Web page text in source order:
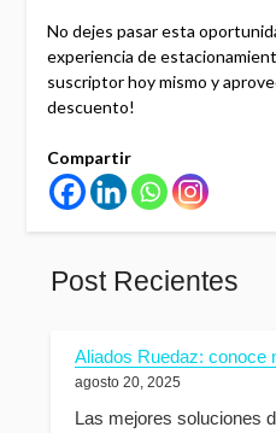
No dejes pasar esta
experiencia de
suscriptor hoy mismo y
descuento!
Compartir
Post Recientes
Aliados Ruedaz: conoce
agosto 20, 2025
Las mejores soluciones